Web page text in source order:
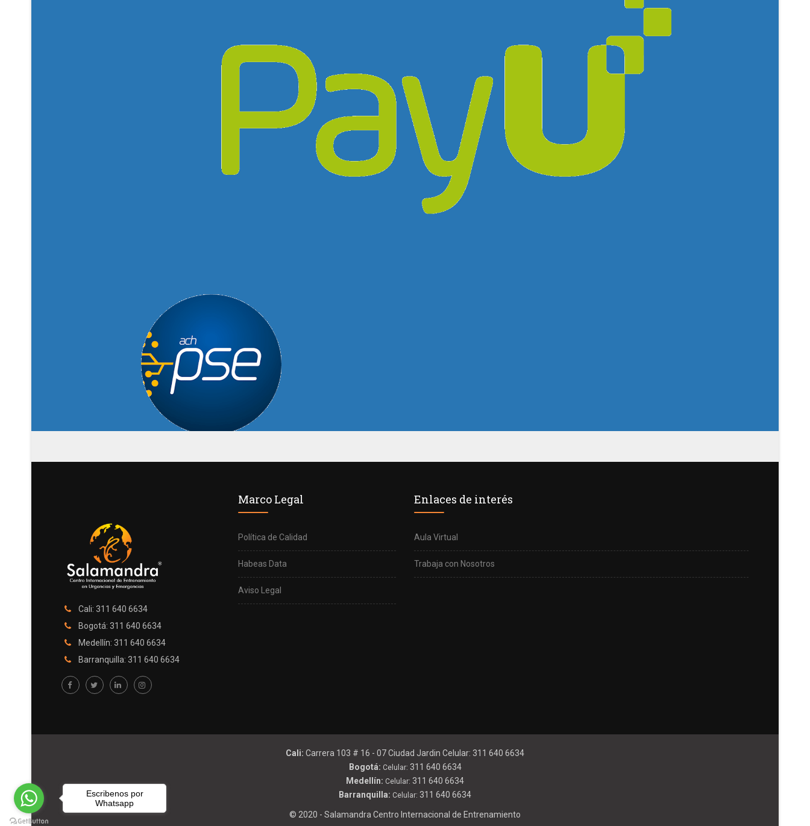
Cali: 311 640 6634
Bogotá: 311 640 6634
Medellín: 311 640 6634
Barranquilla: 311 640 6634
Marco Legal
Política de Calidad
Habeas Data
Aviso Legal
Enlaces de interés
Aula Virtual
Trabaja con Nosotros
Cali: Carrera 103 # 16 - 07 Ciudad Jardin Celular: 311 640 6634
Bogotá: Celular: 311 640 6634
Medellín: Celular: 311 640 6634
Barranquilla: Celular: 311 640 6634
© 2020 - Salamandra Centro Internacional de Entrenamiento
Escribenos por
Whatsapp